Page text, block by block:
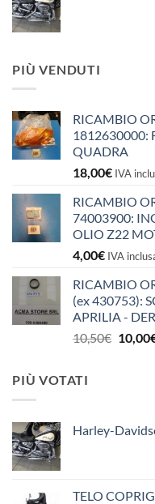
PIÙ VENDUTI
RICAMBIO
1812630000:
QUADRA
18,00€ IVA
RICAMBIO
74003900:
OLIO Z22
4,00€ IVA
RICAMBIO
(ex 430753):
APRILIA -
10,50€ Il
10,00
PIÙ VOTATI
Harley-
TELO